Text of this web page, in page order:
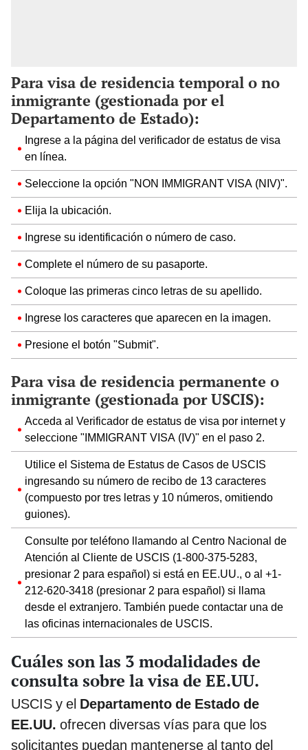
Para visa de residencia temporal o no
inmigrante (gestionada por el
Departamento de Estado):
Ingrese a la página del verificador de estatus de visa
en línea.
Seleccione la opción "NON IMMIGRANT VISA (NIV)".
Elija la ubicación.
Ingrese su identificación o número de caso.
Complete el número de su pasaporte.
Coloque las primeras cinco letras de su apellido.
Ingrese los caracteres que aparecen en la imagen.
Presione el botón "Submit".
Para visa de residencia permanente o
inmigrante (gestionada por USCIS):
Acceda al Verificador de estatus de visa por internet y
seleccione "IMMIGRANT VISA (IV)" en el paso 2.
Utilice el Sistema de Estatus de Casos de USCIS
ingresando su número de recibo de 13 caracteres
(compuesto por tres letras y 10 números, omitiendo
guiones).
Consulte por teléfono llamando al Centro Nacional de
Atención al Cliente de USCIS (1-800-375-5283,
presionar 2 para español) si está en EE.UU., o al +1-
212-620-3418 (presionar 2 para español) si llama
desde el extranjero. También puede contactar una de
las oficinas internacionales de USCIS.
Cuáles son las 3 modalidades de
consulta sobre la visa de EE.UU.
USCIS y el Departamento de Estado de
EE.UU. ofrecen diversas vías para que los
solicitantes puedan mantenerse al tanto del